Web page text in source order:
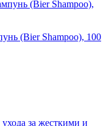
(Bier Shampoo), 100